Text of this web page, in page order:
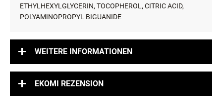
ETHYLHEXYLGLYCERIN, TOCOPHEROL, CITRIC ACID,
POLYAMINOPROPYL BIGUANIDE
WEITERE INFORMATIONEN
EKOMI REZENSION